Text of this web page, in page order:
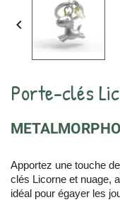

Porte-clés
Apportez une touche
clés Licorne et nuage,
idéal pour égayer les